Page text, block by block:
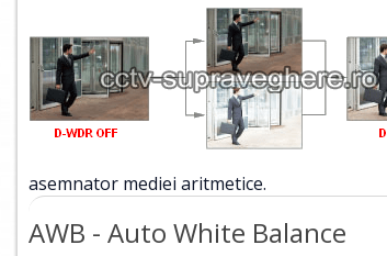
asemnator mediei aritmetice.
AWB - Auto White Balance